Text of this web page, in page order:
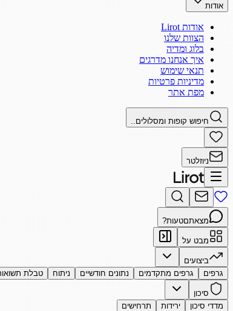
אודות
אודות Lirot
הצוות שלנו
בלוג ומדיה
איך אנחנו מדרגים
תנאי שימוש
מדיניות פרטיות
מפת אתר
חיפוש קופות ומסלולים..
ניוזלטר
מצאתםטעות?
מבט על
ביצועים
גרפים
גרפים מתקדמים נתונים חודשיים ניתוח טבלת
סיכון
מדדי סיכון
ירידות תרחישים